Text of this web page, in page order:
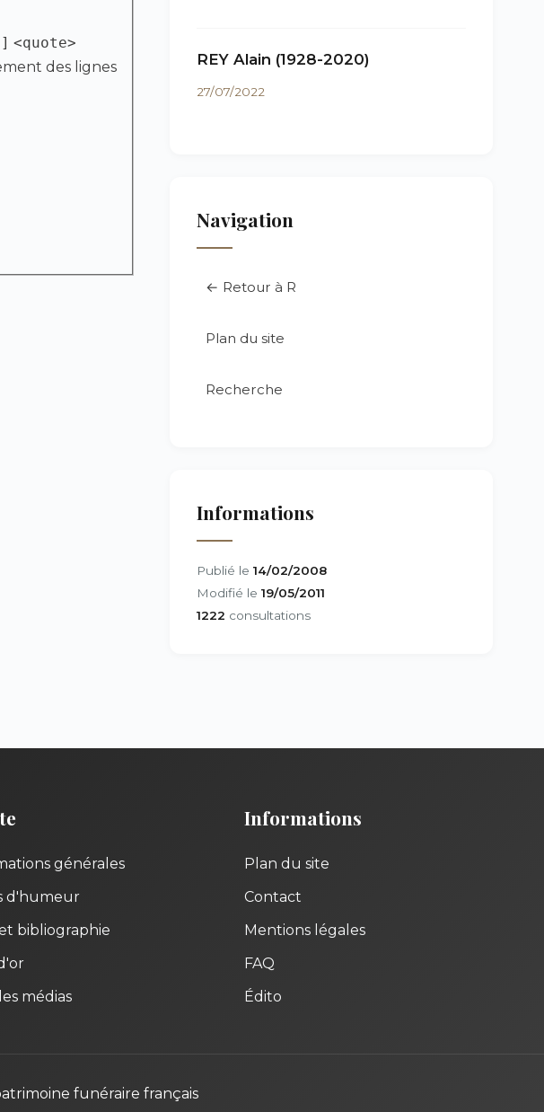
<quote>
des lignes
REY Alain (1928-2020)
27/07/2022
Navigation
← Retour à R
Plan du site
Recherche
Informations
Publié le 14/02/2008
Modifié le 19/05/2011
1222 consultations
générales
d'humeur
bibliographie
médias
Informations
Plan du site
Contact
Mentions légales
FAQ
Édito
funéraire français